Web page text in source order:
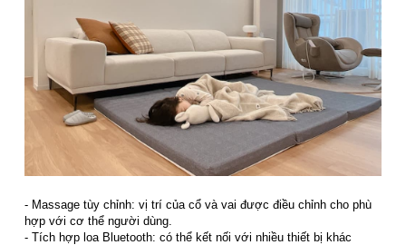
- Massage tùy chỉnh: vị trí của cổ và vai được điều chỉnh cho phù
hợp với cơ thể người dùng.
- Tích hợp loa Bluetooth: có thể kết nối với nhiều thiết bị khác